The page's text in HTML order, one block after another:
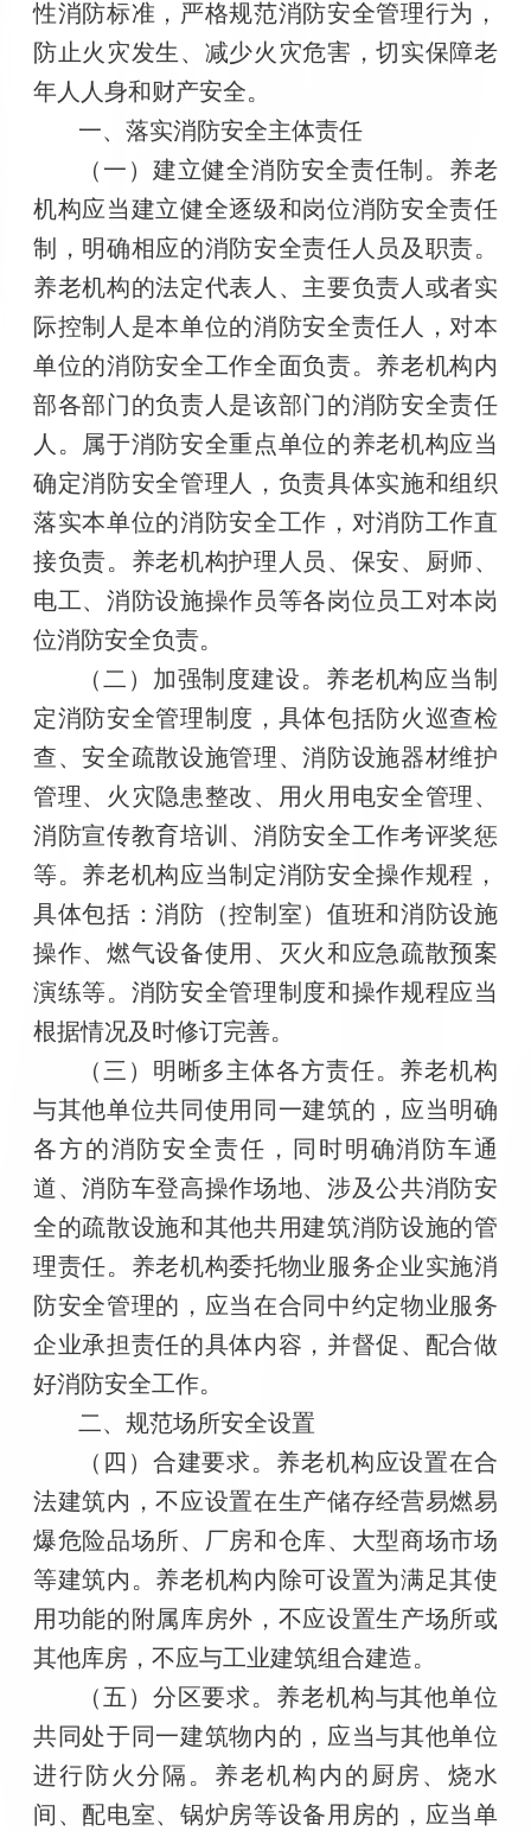
性消防标准，严格规范消防安全管理行为，
防止火灾发生、减少火灾危害，切实保障老
年人人身和财产安全。
一、落实消防安全主体责任
（一）建立健全消防安全责任制。养老
机构应当建立健全逐级和岗位消防安全责任
制，明确相应的消防安全责任人员及职责。
养老机构的法定代表人、主要负责人或者实
际控制人是本单位的消防安全责任人，对本
单位的消防安全工作全面负责。养老机构内
部各部门的负责人是该部门的消防安全责任
人。属于消防安全重点单位的养老机构应当
确定消防安全管理人，负责具体实施和组织
落实本单位的消防安全工作，对消防工作直
接负责。养老机构护理人员、保安、厨师、
电工、消防设施操作员等各岗位员工对本岗
位消防安全负责。
（二）加强制度建设。养老机构应当制
定消防安全管理制度，具体包括防火巡查检
查、安全疏散设施管理、消防设施器材维护
管理、火灾隐患整改、用火用电安全管理、
消防宣传教育培训、消防安全工作考评奖惩
等。养老机构应当制定消防安全操作规程，
具体包括：消防（控制室）值班和消防设施
操作、燃气设备使用、灭火和应急疏散预案
演练等。消防安全管理制度和操作规程应当
根据情况及时修订完善。
（三）明晰多主体各方责任。养老机构
与其他单位共同使用同一建筑的，应当明确
各方的消防安全责任，同时明确消防车通
道、消防车登高操作场地、涉及公共消防安
全的疏散设施和其他共用建筑消防设施的管
理责任。养老机构委托物业服务企业实施消
防安全管理的，应当在合同中约定物业服务
企业承担责任的具体内容，并督促、配合做
好消防安全工作。
二、规范场所安全设置
（四）合建要求。养老机构应设置在合
法建筑内，不应设置在生产储存经营易燃易
爆危险品场所、厂房和仓库、大型商场市场
等建筑内。养老机构内除可设置为满足其使
用功能的附属库房外，不应设置生产场所或
其他库房，不应与工业建筑组合建造。
（五）分区要求。养老机构与其他单位
共同处于同一建筑物内的，应当与其他单位
进行防火分隔。养老机构内的厨房、烧水
间、配电室、锅炉房等设备用房的，应当单